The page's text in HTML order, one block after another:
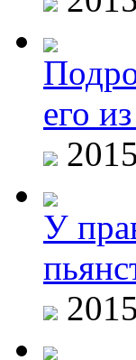
его
У